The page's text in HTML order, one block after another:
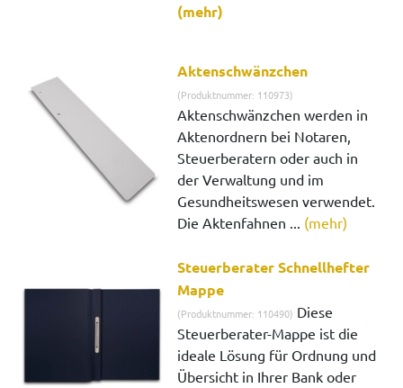
(mehr)
Aktenschwänzchen
(Produktnummer: 110973)
Aktenschwänzchen werden in
Aktenordnern bei Notaren,
Steuerberatern oder auch in
der Verwaltung und im
Gesundheitswesen verwendet.
Die Aktenfahnen ... (mehr)
Steuerberater Schnellhefter
Mappe
(Produktnummer: 110490) Diese
Steuerberater-Mappe ist die
ideale Lösung für Ordnung und
Übersicht in Ihrer Bank oder